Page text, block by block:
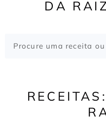
DA